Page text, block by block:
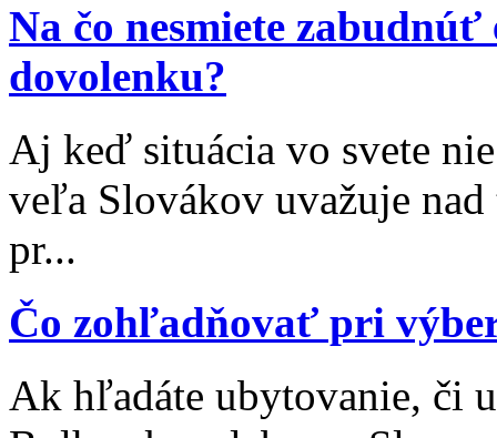
Na čo nesmiete zabudnúť
dovolenku?
Aj keď situácia vo svete
veľa Slovákov uvažuje
pr...
Čo zohľadňovať pri
Ak hľadáte ubytovanie, či